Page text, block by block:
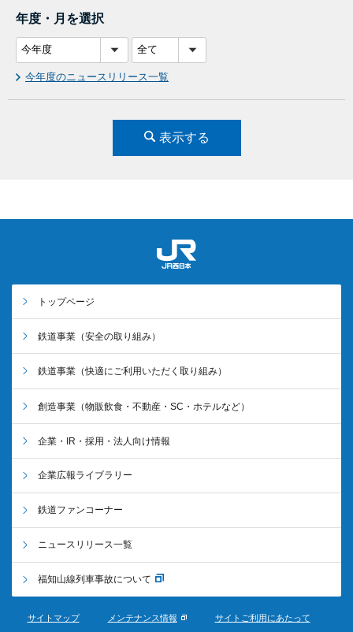
年度・月を選択
今年度のニュースリリース一覧
表示する
トップページ
鉄道事業 （安全の取り組み）
鉄道事業 （快適にご利用いただく取り組み）
創造事業 （物販飲食・不動産・SC・ホテルなど）
企業・IR・採用・法人向け情報
企業広報ライブラリー
鉄道ファンコーナー
ニュースリリース一覧
福知山線列車事故について
サイトマップ メンテナンス情報 サイトご利用にあたって